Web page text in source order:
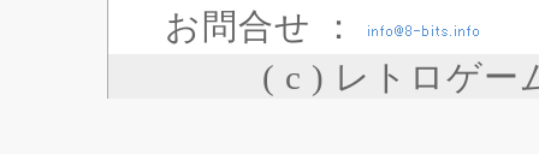
お問合せ ：
( c ) レトロゲー